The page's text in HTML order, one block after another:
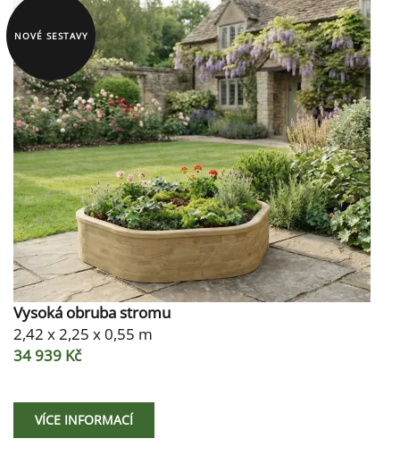
NOVÉ SESTAVY
Vysoká obruba stromu
2,42 x 2,25 x 0,55 m
34 939 Kč
VÍCE INFORMACÍ